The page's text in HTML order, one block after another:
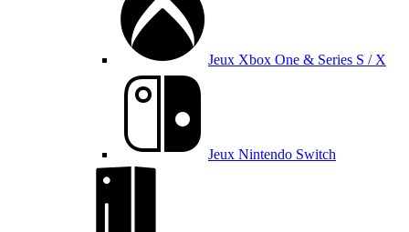
Jeux Xbox One & Series S / X
Jeux Nintendo Switch